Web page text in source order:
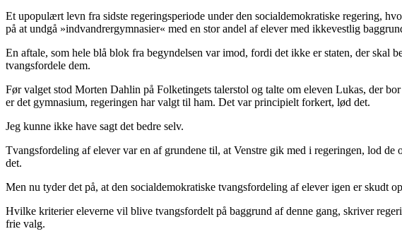
Et upopulært levn fra sidste regeringsperiode under den socialdemokratiske regering,
på at undgå »indvandrergymnasier« med en stor andel af elever med ikkevestlig
En aftale, som hele blå blok fra begyndelsen var imod, fordi det ikke er staten, der skal
tvangsfordele dem.
Før valget stod Morten Dahlin på Folketingets talerstol og talte om eleven Lukas, der
er det gymnasium, regeringen har valgt til ham. Det var principielt forkert, lød det.
Jeg kunne ikke have sagt det bedre selv.
Tvangsfordeling af elever var en af grundene til, at Venstre gik med i regeringen, lod de
det.
Men nu tyder det på, at den socialdemokratiske tvangsfordeling af eleverigen er skudt
Hvilke kriterier eleverne vil blive tvangsfordelt på baggrund af denne gang, skriver
frie valg.